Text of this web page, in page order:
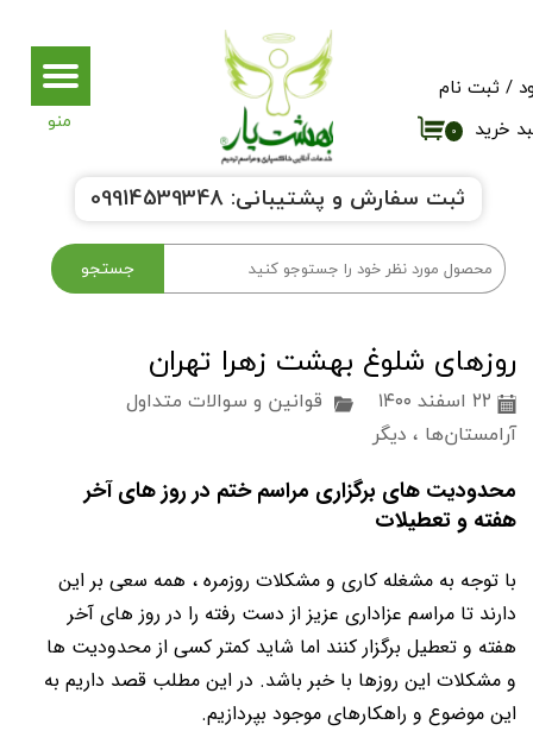
جستجو
۰ خرید
/ ثبت نام
تغییر گذر واژه
خروج از حساب کاربری
ثبت سفارش و پشتیبانی: 09914539348
روزهای شلوغ بهشت زهرا تهران
۲۲ اسفند ۱۴۰۰
قوانین و سوالات متداول
آرامستان‌ها ، دیگر
محدودیت های برگزاری مراسم ختم در روز های آخر
هفته و تعطیلات
با توجه به مشغله کاری و مشکلات روزمره ، همه سعی بر این
دارند تا مراسم عزاداری عزیز از دست رفته را در روز های آخر
هفته و تعطیل برگزار کنند اما شاید کمتر کسی از محدودیت ها
و مشکلات این روزها با خبر باشد. در این مطلب قصد داریم به
این موضوع و راهکارهای موجود بپردازیم.